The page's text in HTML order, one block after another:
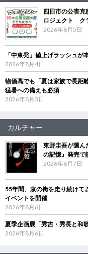
四日市の公害克
ロジェクト ク
2026年8月5日
「中東発」値上げラッシュ
2026年8月4日
物価高でも「夏は家族で長距
猛暑への備えも必須
2026年8月3日
カルチャー
東野圭吾が選
の記憶』発売で
2026年8月7日
55年間、京の街を走り続け
イベントを開催
2026年8月6日
夏季企画展「秀吉・秀長と
2026年8月6日